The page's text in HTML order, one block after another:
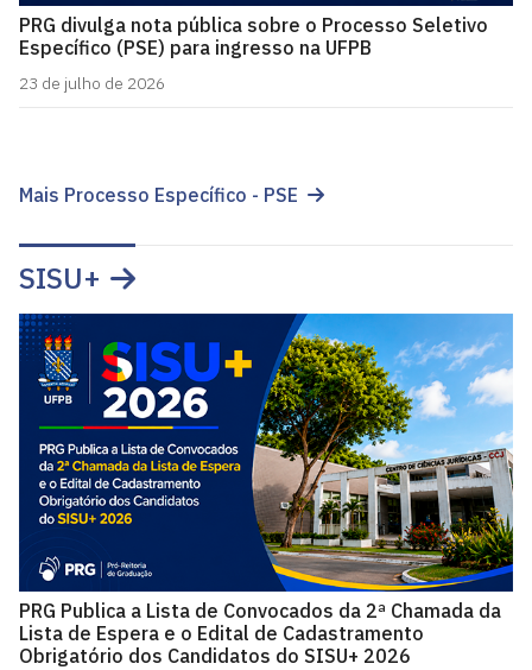
PRG divulga nota pública sobre o Processo Seletivo
Específico (PSE) para ingresso na UFPB
23 de julho de 2026
Mais Processo Específico - PSE
SISU+
PRG Publica a Lista de Convocados da 2ª Chamada da
Lista de Espera e o Edital de Cadastramento
Obrigatório dos Candidatos do SISU+ 2026